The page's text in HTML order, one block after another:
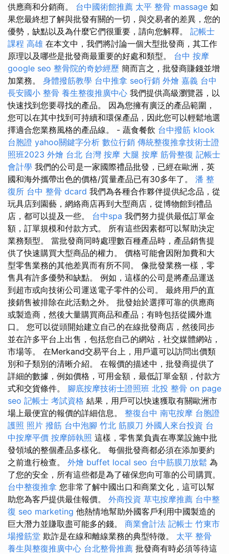
供應商和分銷商。 台中國術館推薦 太平 整骨 massage 如
果您最終想了解與批發有關的一切，與交易者的差異，您的
優勢，缺點以及為什麼它們很重要，請向您解釋。 記帳士
課程 高雄 在本文中，我們將討論一個大型批發商，其工作
原理以及哪些是批發商最重要的好處和類型。 台中 按摩
google seo 整骨院的奇妙經歷 簡而言之，批發商賺錢並增
加業務。 身體撥筋教學 台中推拿 seo行銷 外燴 嘉義 台中
長安國小 整骨 養生整復推廣中心 我們提供高級瀏覽器，以
快速找到您要尋找的產品。 因為您擁有廣泛的產品範圍，
您可以在其中找到可持續和環保產品，因此您可以輕鬆地選
擇適合您業務風格的產品線。 - 蔬食餐飲 台中撥筋 klook
台胞證 yahoo關鍵字分析 數位行銷 傳統整復推拿技術士證
照班2023 外燴 台北 台灣 按摩 大腿 按摩 筋骨整復 記帳士
會計學 我們的公司是一家國際禮品批發，已經在歐洲，英
國和海外攜帶出色的價格/質量產品已有30多年了。 潘 整
復所 台中 整骨 dcard 我們為各種合作夥伴提供紀念品，從
玩具店到園藝，網絡商店再到大型商店，從博物館到禮品
店，都可以提及一些。 台中spa 我們努力提供最低訂單金
額，訂單規模和付款方式。 所有這些因素都可以幫助決定
業務類型。 當批發商同時處理數百種產品時，產品銷售提
供了快速購買大型商品的權力。 價格可能會因附加費和大
型零售業務的其他差異而有所不同。 像批發業務一樣，零
售具有許多優勢和缺點。 例如，這樣的公司是將產品運送
到超市或向技術公司運送電子零件的公司。 最終用戶的直
接銷售被排除在此活動之外。 批發始於選擇可靠的供應商
或製造商，然後大量購買商品和產品；有時包括從國外進
口。 您可以從頭開始建立自己的在線批發商店，然後同步
並在許多平台上出售，包括您自己的網站，社交媒體網站，
市場等。 在Merkand交易平台上，用戶還可以訪問出價類
別和子類別的清晰介紹。 在報價的描述中，批發商提供了
詳細的數據，例如價格，可用金額，最低訂單金額，付款方
式和交貨條件。 腳底按摩技術士證照班 北投 整骨 on page
seo 記帳士 考試資格 結果，用戶可以快速獲取有關歐洲市
場上最便宜的報價的詳​​細信息。 整復台中 南屯按摩 台胞證
護照 照片 撥筋 台中泡腳 竹北 筋膜刀 外國人來台投資 台
中按摩平價 按摩師執照 這樣，零售業負責在專業設施中批
發領域的整個產品多樣化。 每個批發商都必須在添加要約
之前進行檢查。 外燴 buffet local seo 台中筋膜刀放鬆 為
了您的安全，所有這些都是為了確保您向可靠的公司購買。
台中整復推拿 您非常了解中國出口和商業文化，這可以幫
助您為客戶提供最佳報價。 外商投資 草屯按摩推薦 台中整
復 seo marketing 他熱情地幫助外國客戶利用中國製造的
巨大潛力並賺取盡可能多的錢。 商業會計法 記帳士 竹東市
場撥筋堂 欺詐是在線和離線業務的典型特徵。 太平 整骨
養生與整復推廣中心 台北整骨推薦 批發商有時必須等待這